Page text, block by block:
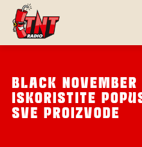
BLACK
ISKORISTITE
SVE PROIZVODE